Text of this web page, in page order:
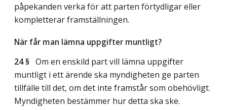
påpekanden verka för att parten förtydligar eller
kompletterar framställningen.
När får man lämna uppgifter muntligt?
24 § Om en enskild part vill lämna uppgifter
muntligt i ett ärende ska myndigheten ge parten
tillfälle till det, om det inte framstår som obehövligt.
Myndigheten bestämmer hur detta ska ske.